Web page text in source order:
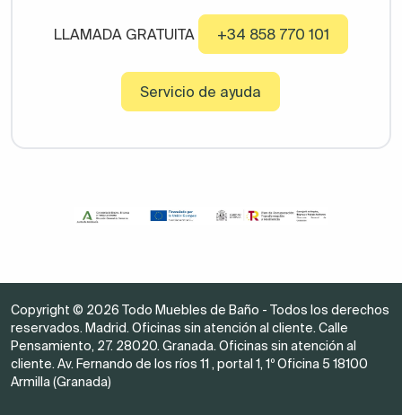
LLAMADA GRATUITA +34 858 770 101
Servicio de ayuda
Copyright © 2026 Todo Muebles de Baño - Todos los derechos
reservados. Madrid. Oficinas sin atención al cliente. Calle
Pensamiento, 27. 28020. Granada. Oficinas sin atención al
cliente. Av. Fernando de los ríos 11 , portal 1, 1º Oficina 5 18100
Armilla (Granada)